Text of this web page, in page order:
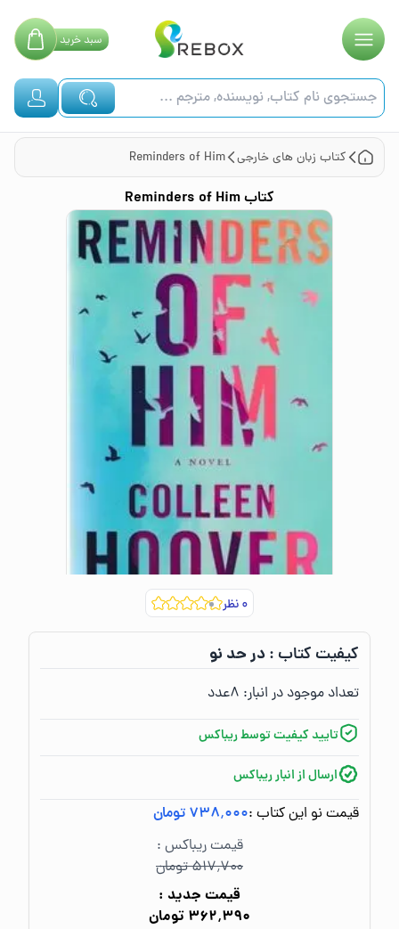
سبدخرید
کتاب زبان های خارجی Reminders of Him
کتابReminders of Him
۰نظر
کیفیت کتاب :‌در حد نو
تعداد موجود در انبار:‌ ۸عدد
تایید کیفیت توسط ریباکس
ارسال از انبار ریباکس
قیمت نو این کتاب :۷۳۸٬۰۰۰ تومان
قیمت ریباکس :
۵۱۷٬۷۰۰ تومان
قیمت جدید :
۳۶۲٬۳۹۰ تومان